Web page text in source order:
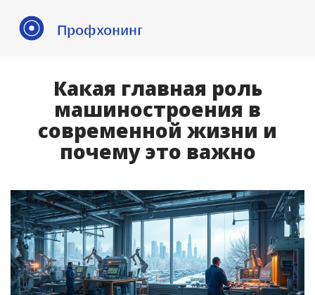
Какая главная роль
машиностроения в
современной жизни и
почему это важно